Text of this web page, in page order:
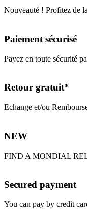
Nouveauté ! Profitez de
Paiement sécurisé
Payez en toute sécurité
Retour gratuit*
Echange et/ou
NEW
FIND A MONDIAL
Secured payment
You can pay by credit